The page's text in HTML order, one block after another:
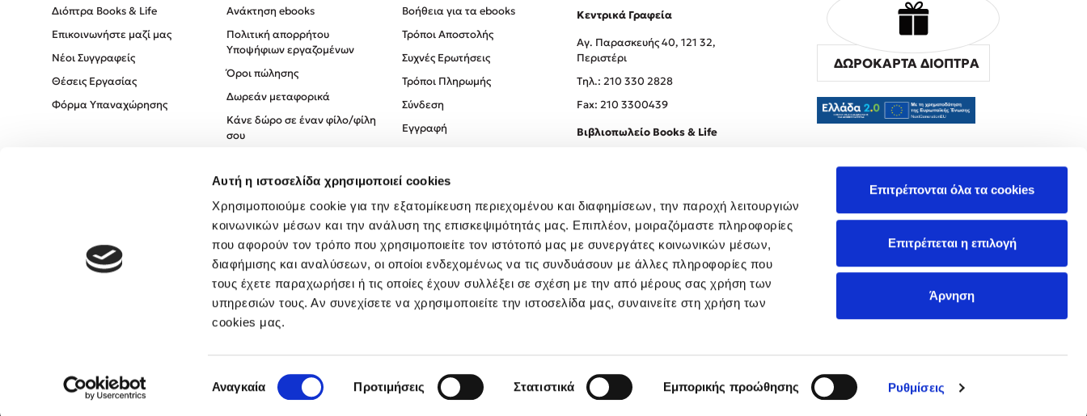
Αυτή η ιστοσελίδα χρησιμοποιεί cookies
Χρησιμοποιούμε cookie για την εξατομίκευση περιεχομένου και διαφημίσεων, την παροχή λειτουργιών
κοινωνικών μέσων και την ανάλυση της επισκεψιμότητάς μας. Επιπλέον, μοιραζόμαστε πληροφορίες
που αφορούν τον τρόπο που χρησιμοποιείτε τον ιστότοπό μας με συνεργάτες κοινωνικών μέσων,
διαφήμισης και αναλύσεων, οι οποίοι ενδεχομένως να τις συνδυάσουν με άλλες πληροφορίες που
τους έχετε παραχωρήσει ή τις οποίες έχουν συλλέξει σε σχέση με την από μέρους σας χρήση των
υπηρεσιών τους. Αν συνεχίσετε να χρησιμοποιείτε την ιστοσελίδα μας, συναινείτε στη χρήση των
cookies μας.
συγκατάθεσης
Αναγκαία Προτιμήσεις Στατιστικά Εμπορικής προώθησης Ρυθμίσεις
Επιτρέπονται όλα τα cookies
Επιτρέπεται η επιλογή
Άρνηση
Διόπτρα Books & Life
Επικοινωνήστε μαζί μας
Νέοι Συγγραφείς
Θέσεις Εργασίας
Φόρμα Υπαναχώρησης
Ανάκτηση ebooks
Πολιτική απορρήτου
Υποψήφιων εργαζομένων
Όροι πώλησης
Δωρεάν μεταφορικά
Κάνε δώρο σε έναν φίλο/φίλη
σου
Πολιτική Απορρήτου
Όροι χρήσης
Βοήθεια για τα ebooks
Τρόποι Αποστολής
Συχνές Ερωτήσεις
Τρόποι Πληρωμής
Σύνδεση
Εγγραφή
Κεντρικά Γραφεία
Αγ. Παρασκευής 40, 121 32,
Περιστέρι
Tηλ.: 210 330 2828
Fax: 210 3300439
Βιβλιοπωλείο Books & Life
ΔΩΡΟΚΑΡΤΑ ΔΙΟΠΤΡΑ
Created by Powered by